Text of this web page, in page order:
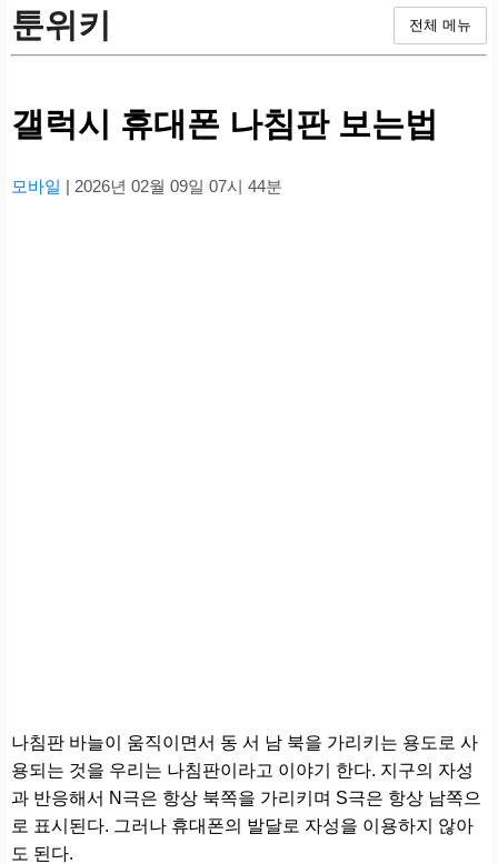
툰위키 전체 메뉴
갤럭시 휴대폰 나침판 보는법
모바일 | 2026년 02월 09일 07시 44분
나침판 바늘이 움직이면서 동 서 남 북을 가리키는 용도로 사
용되는 것을 우리는 나침판이라고 이야기 한다. 지구의 자성
과 반응해서 N극은 항상 북쪽을 가리키며 S극은 항상 남쪽으
로 표시된다. 그러나 휴대폰의 발달로 자성을 이용하지 않아
도 된다.